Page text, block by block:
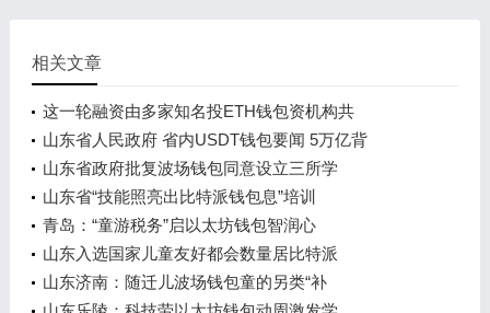
相关文章
这一轮融资由多家知名投ETH钱包资机构共
山东省人民政府 省内USDT钱包要闻 5万亿背
山东省政府批复波场钱包同意设立三所学
山东省“技能照亮出比特派钱包息”培训
青岛：“童游税务”启以太坊钱包智润心
山东入选国家儿童友好都会数量居比特派
山东济南：随迁儿波场钱包童的另类“补